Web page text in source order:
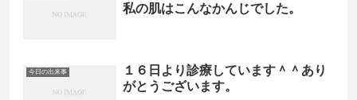
私の肌はこんなかんじでした。
今日の出来事
１６日より診療しています＾＾あり
がとうございます。